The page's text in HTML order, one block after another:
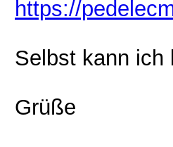
https://
Selbst kann
Grüße